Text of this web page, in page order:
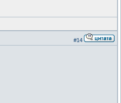
#14